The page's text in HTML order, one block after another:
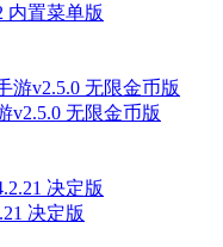
内置菜单版
v2.5.0 无限金币版
决定版